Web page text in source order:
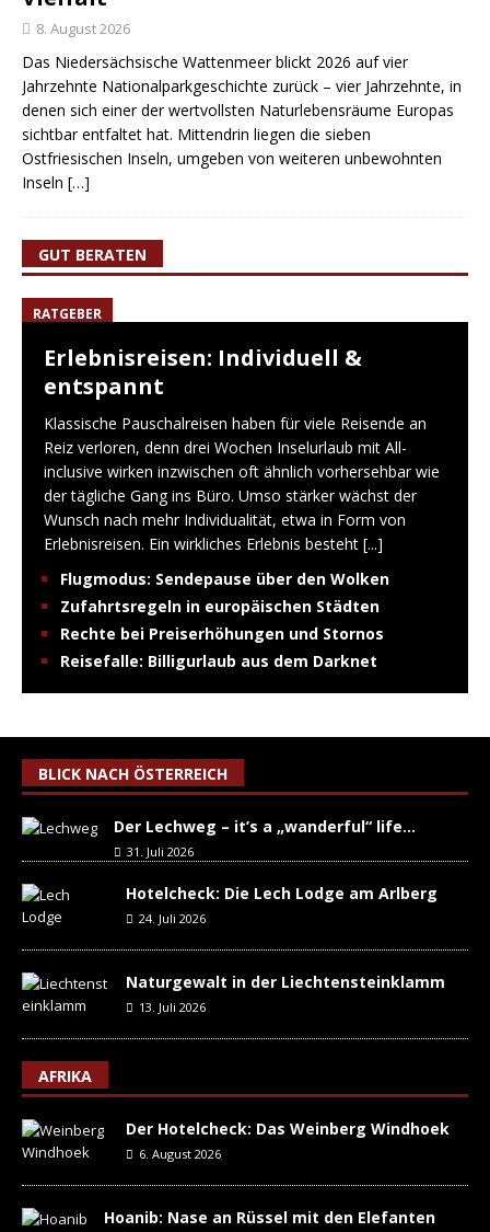
8. August 2026
Das Niedersächsische Wattenmeer blickt 2026 auf vier
Jahrzehnte Nationalparkgeschichte zurück – vier Jahrzehnte, in
denen sich einer der wertvollsten Naturlebensräume Europas
sichtbar entfaltet hat. Mittendrin liegen die sieben
Ostfriesischen Inseln, umgeben von weiteren unbewohnten
Inseln […]
GUT BERATEN
RATGEBER
Erlebnisreisen: Individuell &
entspannt
Klassische Pauschalreisen haben für viele Reisende an
Reiz verloren, denn drei Wochen Inselurlaub mit All-
inclusive wirken inzwischen oft ähnlich vorhersehbar wie
der tägliche Gang ins Büro. Umso stärker wächst der
Wunsch nach mehr Individualität, etwa in Form von
Erlebnisreisen. Ein wirkliches Erlebnis besteht [...]
Flugmodus: Sendepause über den Wolken
Zufahrtsregeln in europäischen Städten
Rechte bei Preiserhöhungen und Stornos
Reisefalle: Billigurlaub aus dem Darknet
BLICK NACH ÖSTERREICH
Der Lechweg – it’s a „wanderful“ life…
31. Juli 2026
Hotelcheck: Die Lech Lodge am Arlberg
24. Juli 2026
Naturgewalt in der Liechtensteinklamm
13. Juli 2026
AFRIKA
Der Hotelcheck: Das Weinberg Windhoek
6. August 2026
Hoanib: Nase an Rüssel mit den Elefanten